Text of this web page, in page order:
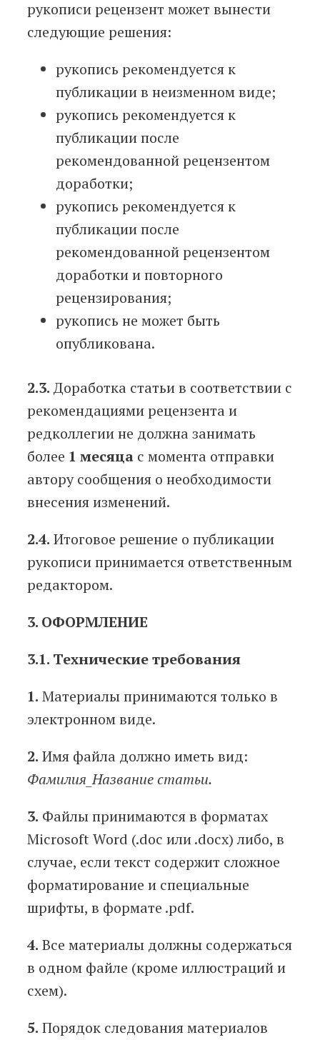
рукописи рецензент может вынести
следующие решения:
рукопись рекомендуется к
публикации в неизменном виде;
рукопись рекомендуется к
публикации после
рекомендованной рецензентом
доработки;
рукопись рекомендуется к
публикации после
рекомендованной рецензентом
доработки и повторного
рецензирования;
рукопись не может быть
опубликована.
2.3.Доработка статьи в соответствии с
рекомендациями рецензента и
редколлегии не должна занимать
более 1 месяца с момента отправки
автору сообщения о необходимости
внесения изменений.
2.4. Итоговое решение о публикации
рукописи принимается ответственным
редактором.
3. ОФОРМЛЕНИЕ
3.1. Технические требования
1. Материалы принимаются только в
электронном виде.
2. Имя файла должно иметь вид:
Фамилия_Название статьи.
3. Файлы принимаются в форматах
Microsoft Word (.doc или .doсx) либо, в
случае, если текст содержит сложное
форматирование и специальные
шрифты, в формате .pdf.
4. Все материалы должны содержаться
в одном файле (кроме иллюстраций и
схем).
5. Порядок следования материалов